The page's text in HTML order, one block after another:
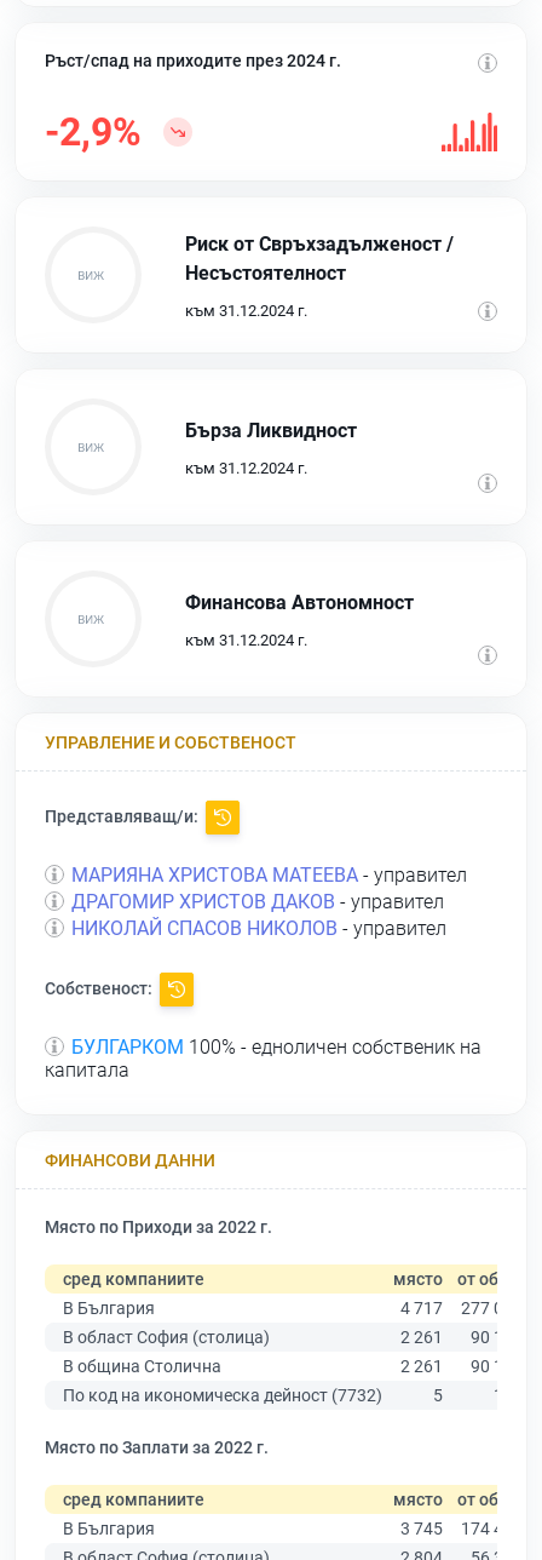
Ръст/спад на приходите през 2024 г.
-2,9%
Риск от Свръхзадълженост /
Несъстоятелност
към 31.12.2024 г.
Бърза Ликвидност
към 31.12.2024 г.
Финансова Автономност
към 31.12.2024 г.
УПРАВЛЕНИЕ И СОБСТВЕНОСТ
Представляващ/и:
МАРИЯНА ХРИСТОВА МАТЕЕВА - управител
ДРАГОМИР ХРИСТОВ ДАКОВ - управител
НИКОЛАЙ СПАСОВ НИКОЛОВ - управител
Собственост:
БУЛГАРКОМ 100% - едноличен собственик на
капитала
ФИНАНСОВИ ДАННИ
Място по Приходи за 2022 г.
сред компаниите място от общо
В България
4 717
277 019
В област София (столица)
2 261
90 178
В община Столична
2 261
90 178
По код на икономическа дейност (7732)
5 134
Място по Заплати за 2022 г.
сред компаниите място от общо
В България
3 745
174 403